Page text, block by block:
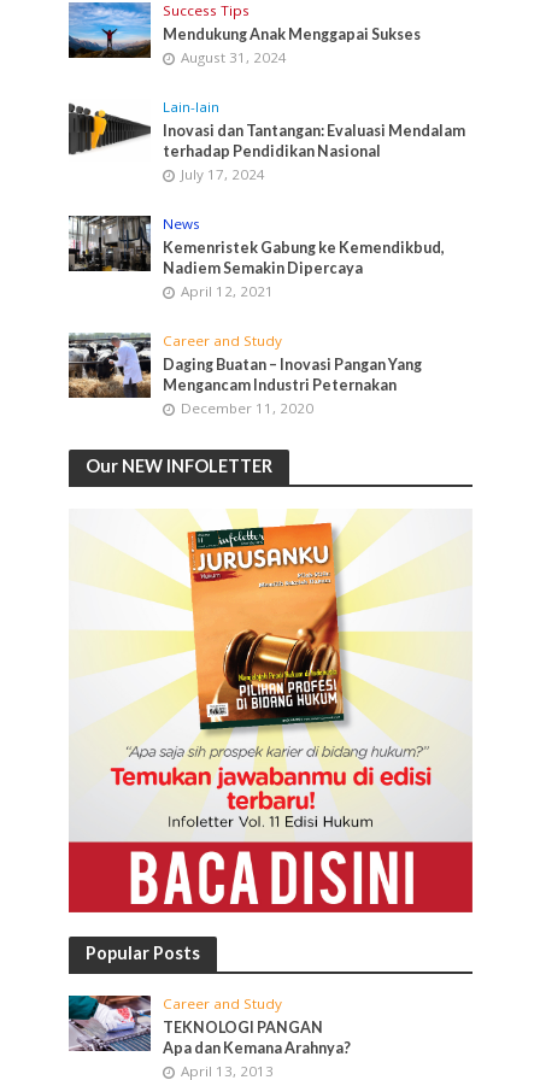
Success Tips
Mendukung Anak Menggapai Sukses
August 31, 2024
Lain-lain
Inovasi dan Tantangan: Evaluasi Mendalam
terhadap Pendidikan Nasional
July 17, 2024
News
Kemenristek Gabung ke Kemendikbud,
Nadiem Semakin Dipercaya
April 12, 2021
Career and Study
Daging Buatan – Inovasi Pangan Yang
Mengancam Industri Peternakan
December 11, 2020
Our NEW INFOLETTER
Popular Posts
Career and Study
TEKNOLOGI PANGAN
Apa dan Kemana Arahnya?
April 13, 2013